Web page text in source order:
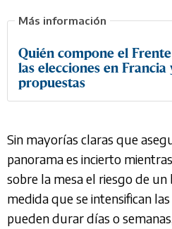
Quién compone el
las elecciones en Francia
propuestas
Sin mayorías claras que
panorama es incierto
sobre la mesa el riesgo de
medida que se intensifican
pueden durar días o